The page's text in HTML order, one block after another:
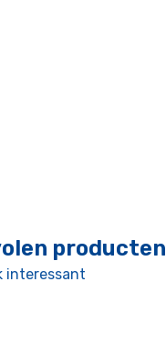
producten
interessant